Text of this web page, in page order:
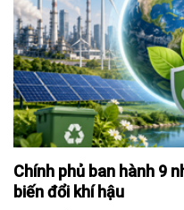
Chính phủ ban hành 9
biến đổi khí hậu